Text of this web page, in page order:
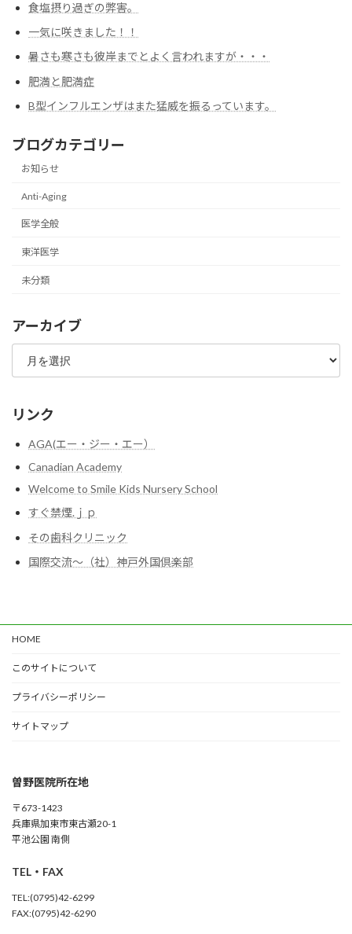
食塩摂り過ぎの弊害。
一気に咲きました！！
暑さも寒さも彼岸までとよく言われますが・・・
肥満と肥満症
B型インフルエンザはまた猛威を振るっています。
ブログカテゴリー
お知らせ
Anti-Aging
医学全般
東洋医学
未分類
アーカイブ
ア
カ
ブ
リンク
AGA(エー・ジー・エー）
Canadian Academy
Welcome to Smile Kids Nursery School
すぐ禁煙.ｊｐ
その歯科クリニック
国際交流～（社）神戸外国倶楽部
HOME
このサイトについて
プライバシーポリシー
サイトマップ
曽野医院所在地
〒673-1423
兵庫県加東市東古瀬20-1
平池公園 南側
TEL・FAX
TEL:(0795)42-6299
FAX:(0795)42-6290